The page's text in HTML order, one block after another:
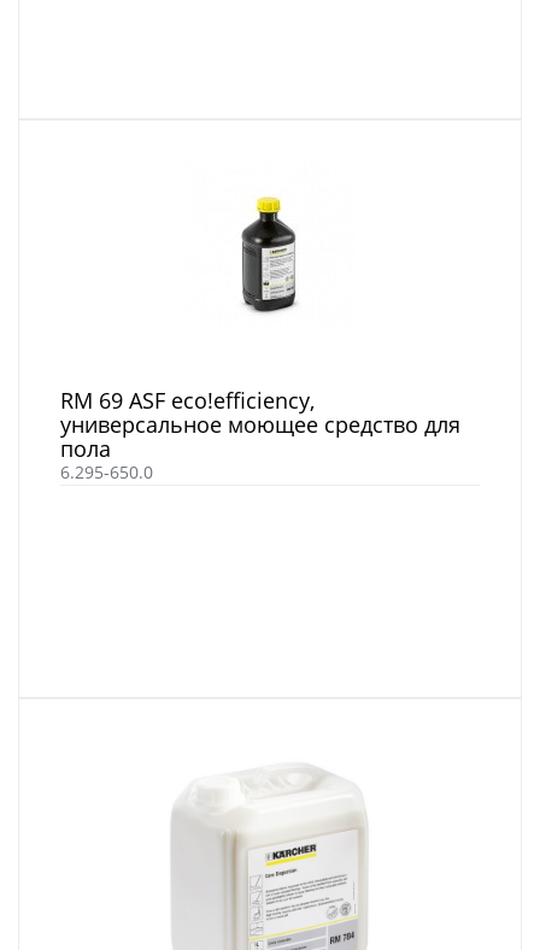
RM 69 ASF eco!efficiency,
универсальное моющее средство для
пола
6.295-650.0